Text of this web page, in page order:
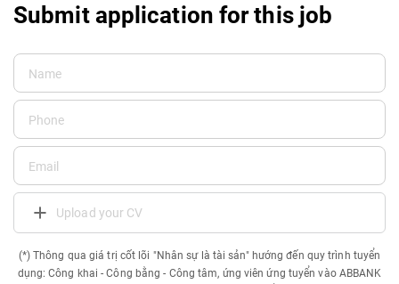
Submit application for this job
Upload your CV
(*) Thông qua giá trị cốt lõi "Nhân sự là tài sản" hướng đến quy trình tuyển
dụng: Công khai - Công bằng - Công tâm, ứng viên ứng tuyển vào ABBANK